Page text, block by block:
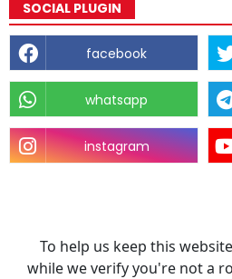
SOCIAL PLUGIN
facebook
whatsapp
instagram